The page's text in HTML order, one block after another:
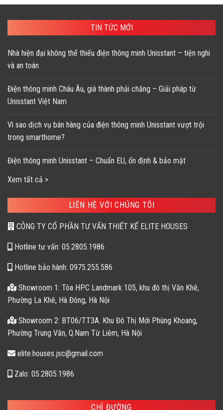
TIN TỨC MỚI
Nhà hiện đại không thể thiếu điện thông minh Unisstant – tiện nghi
và an toàn
Điện thông minh Châu Âu, giá thành phải chăng – Giải pháp từ
Unisstant Việt Nam
Vì sao dịch vụ bán hàng của điện thông minh Unisstant vượt trội
trong smarthome?
Điện thông minh Unisstant – Chuẩn EU, ổn định & bảo mật
Xem tất cả >
LIÊN HỆ VỚI CHÚNG TÔI
CÔNG TY CỔ PHẦN TƯ VẤN THIẾT KẾ ELITE HOUSES
Hotline tư vấn: 05.2805.1986
Hotline bảo hành: 0975.255.586
Showroom 1: Tòa HPC Landmark 105, khu đô thị Văn Khê,
Phường La Khê, Hà Đông, Hà Nội
Showroom 2: BT06/TT3A. Khu Đô Thị Mới Phùng Khoang,
Phường Trung Văn, Q.Nam Từ Liêm, Hà Nội
elite.houses.jsc@gmail.com
Zalo: 05.2805.1986
CHỈ ĐƯỜNG